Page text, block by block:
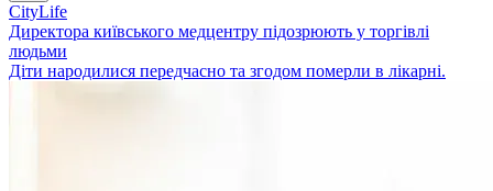
CityLife
Директора київського медцентру підозрюють у торгівлі
людьми
Діти народилися передчасно та згодом померли в лікарні.